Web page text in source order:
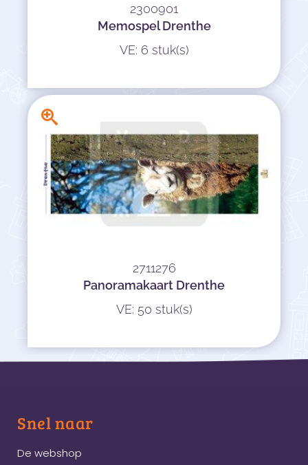
2300901
Memospel Drenthe
VE: 6 stuk(s)
2711276
Panoramakaart Drenthe
VE: 50 stuk(s)
Snel naar
De webshop